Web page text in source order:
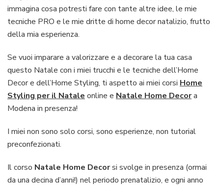
immagina cosa potresti fare con tante altre idee, le mie
tecniche PRO e le mie dritte di home decor natalizio, frutto
della mia esperienza.
Se vuoi imparare a valorizzare e a decorare la tua casa
questo Natale con i miei trucchi e le tecniche dell’Home
Decor e dell’Home Styling, ti aspetto ai miei corsi Home
Styling per il Natale online e Natale Home Decora
Modena in presenza!
I miei non sono solo corsi, sono esperienze, non tutorial
preconfezionati.
Il corso Natale Home Decorsi svolge in presenza (ormai
da una decina d’anni!) nel periodo prenatalizio, e ogni anno